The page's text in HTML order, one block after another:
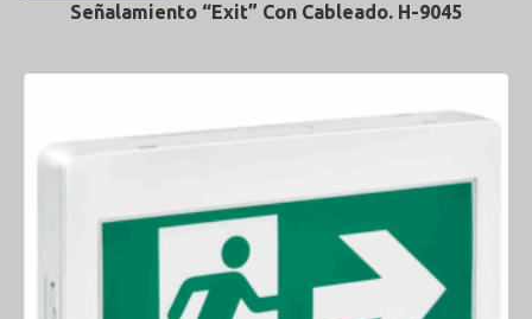
Señalamiento “Exit” Con Cableado. H-9045